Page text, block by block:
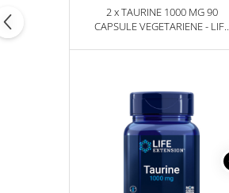
2 x TAURINE 1000 MG 90
CAPSULE VEGETARIENE - LIFE